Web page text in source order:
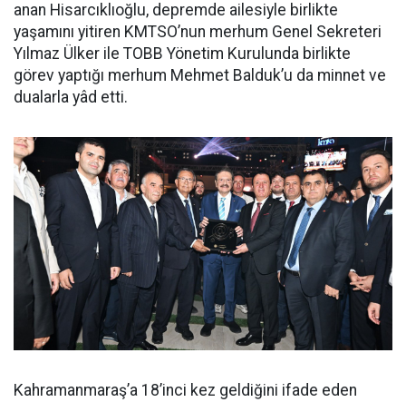
anan Hisarcıklıoğlu, depremde ailesiyle birlikte
yaşamını yitiren KMTSO’nun merhum Genel Sekreteri
Yılmaz Ülker ile TOBB Yönetim Kurulunda birlikte
görev yaptığı merhum Mehmet Balduk’u da minnet ve
dualarla yâd etti.
Kahramanmaraş’a 18’inci kez geldiğini ifade eden